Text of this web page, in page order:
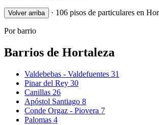
Volver arriba · 106 pisos de particulares en
Por barrio
Barrios de Hortaleza
Valdebebas - Valdefuentes 31
Pinar del Rey 30
Canillas 26
Apóstol Santiago 8
Conde Orgaz - Piovera 7
Palomas 4